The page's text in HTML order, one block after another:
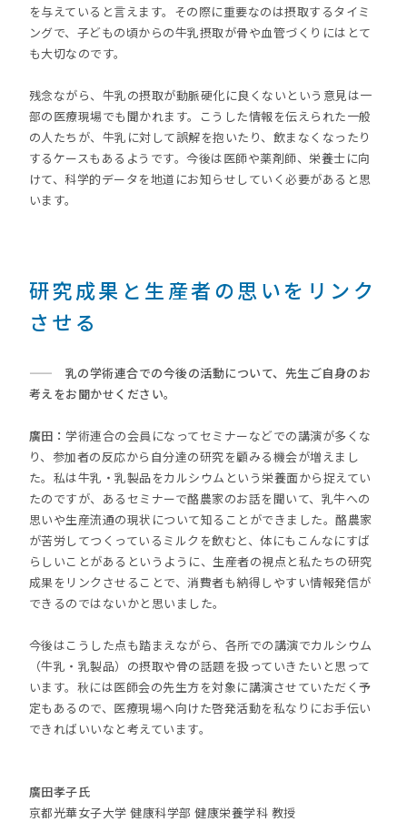
を与えていると言えます。その際に重要なのは摂取するタイミ
ングで、子どもの頃からの牛乳摂取が骨や血管づくりにはとて
も大切なのです。
残念ながら、牛乳の摂取が動脈硬化に良くないという意見は一
部の医療現場でも聞かれます。こうした情報を伝えられた一般
の人たちが、牛乳に対して誤解を抱いたり、飲まなくなったり
するケースもあるようです。今後は医師や薬剤師、栄養士に向
けて、科学的データを地道にお知らせしていく必要があると思
います。
研究成果と生産者の思いをリンク
させる
—— 乳の学術連合での今後の活動について、先生ご自身のお
考えをお聞かせください。
廣田：学術連合の会員になってセミナーなどでの講演が多くな
り、参加者の反応から自分達の研究を顧みる機会が増えまし
た。私は牛乳・乳製品をカルシウムという栄養面から捉えてい
たのですが、あるセミナーで酪農家のお話を聞いて、乳牛への
思いや生産流通の現状について知ることができました。酪農家
が苦労してつくっているミルクを飲むと、体にもこんなにすば
らしいことがあるというように、生産者の視点と私たちの研究
成果をリンクさせることで、消費者も納得しやすい情報発信が
できるのではないかと思いました。
今後はこうした点も踏まえながら、各所での講演でカルシウム
（牛乳・乳製品）の摂取や骨の話題を扱っていきたいと思って
います。秋には医師会の先生方を対象に講演させていただく予
定もあるので、医療現場へ向けた啓発活動を私なりにお手伝い
できればいいなと考えています。
廣田孝子氏
京都光華女子大学 健康科学部 健康栄養学科 教授